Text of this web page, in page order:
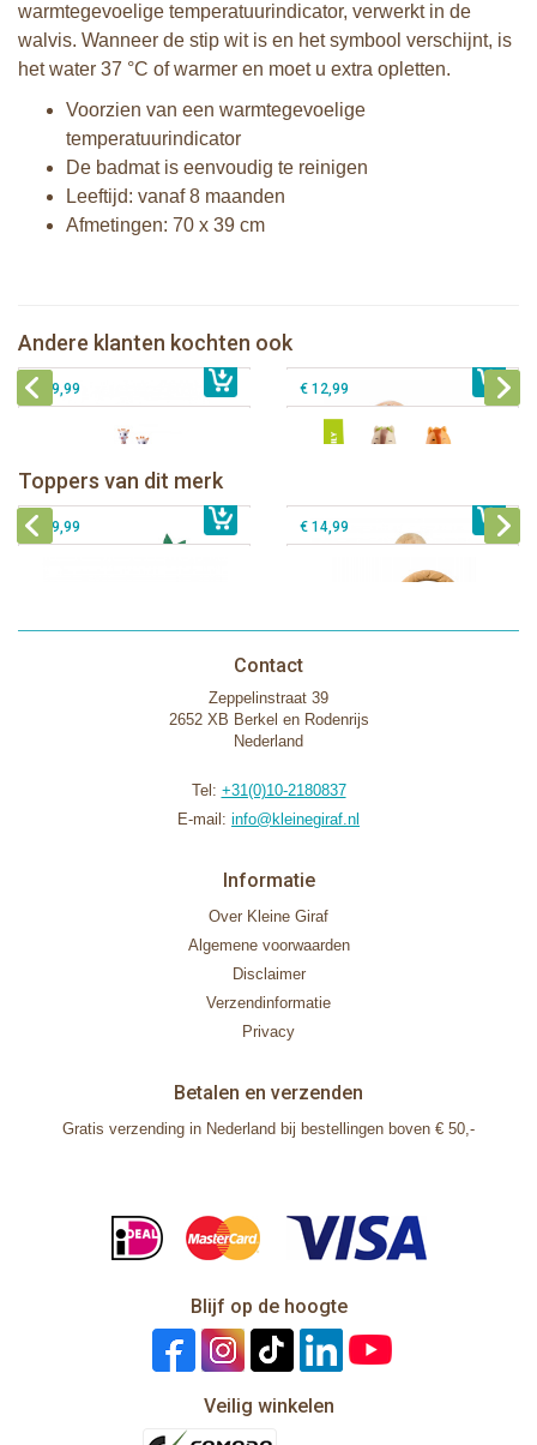
warmtegevoelige temperatuurindicator, verwerkt in de
walvis. Wanneer de stip wit is en het symbool verschijnt, is
het water 37 °C of warmer en moet u extra opletten.
Voorzien van een warmtegevoelige
temperatuurindicator
De badmat is eenvoudig te reinigen
Leeftijd: vanaf 8 maanden
Afmetingen: 70 x 39 cm
Andere klanten kochten ook
€ 13,99
Sophie de giraf muziekdoosje - Roze
€ 29,99 € 12,99
Toppers van dit merk
Sophie de giraf Rollin' speelrol IEUF
€ 26,99
Sophie de giraf Baby Seat & Play
IEUF
Sophie de giraf Activity Wheel
€ 39,99 € 14,99
Contact
Zeppelinstraat 39
2652 XB Berkel en Rodenrijs
Nederland
Tel: +31(0)10-2180837
E-mail: info@kleinegiraf.nl
Informatie
Over Kleine Giraf
Algemene voorwaarden
Disclaimer
Verzendinformatie
Privacy
Betalen en verzenden
Gratis verzending in Nederland bij bestellingen boven € 50,-
Blijf op de hoogte
Veilig winkelen